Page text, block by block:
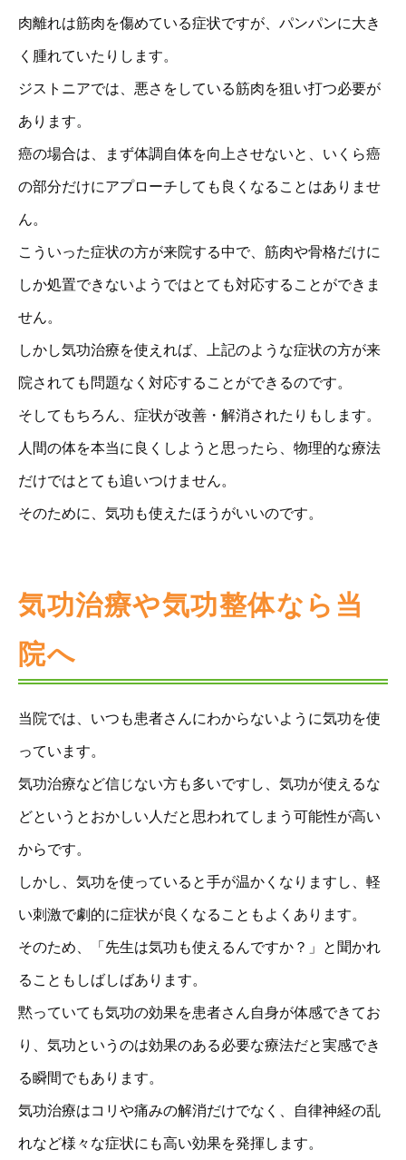
肉離れは筋肉を傷めている症状ですが、パンパンに大き
く腫れていたりします。
ジストニアでは、悪さをしている筋肉を狙い打つ必要が
あります。
癌の場合は、まず体調自体を向上させないと、いくら癌
の部分だけにアプローチしても良くなることはありませ
ん。
こういった症状の方が来院する中で、筋肉や骨格だけに
しか処置できないようではとても対応することができま
せん。
しかし気功治療を使えれば、上記のような症状の方が来
院されても問題なく対応することができるのです。
そしてもちろん、症状が改善・解消されたりもします。
人間の体を本当に良くしようと思ったら、物理的な療法
だけではとても追いつけません。
そのために、気功も使えたほうがいいのです。
気功治療や気功整体なら当
院へ
当院では、いつも患者さんにわからないように気功を使
っています。
気功治療など信じない方も多いですし、気功が使えるな
どというとおかしい人だと思われてしまう可能性が高い
からです。
しかし、気功を使っていると手が温かくなりますし、軽
い刺激で劇的に症状が良くなることもよくあります。
そのため、「先生は気功も使えるんですか？」と聞かれ
ることもしばしばあります。
黙っていても気功の効果を患者さん自身が体感できてお
り、気功というのは効果のある必要な療法だと実感でき
る瞬間でもあります。
気功治療はコリや痛みの解消だけでなく、自律神経の乱
れなど様々な症状にも高い効果を発揮します。